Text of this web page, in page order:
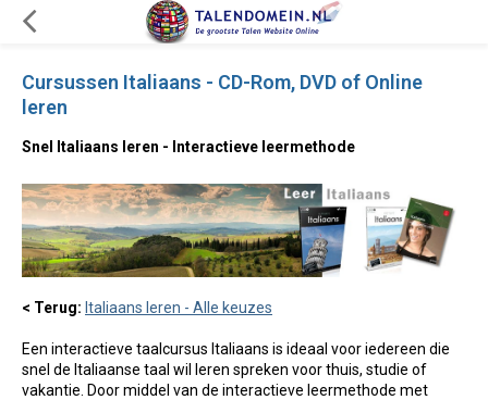
Cursussen Italiaans - CD-Rom, DVD of Online
leren
Snel Italiaans leren - Interactieve leermethode
< Terug: Italiaans leren - Alle keuzes
Een interactieve taalcursus Italiaans is ideaal voor iedereen die
snel de Italiaanse taal wil leren spreken voor thuis, studie of
vakantie. Door middel van de interactieve leermethode met